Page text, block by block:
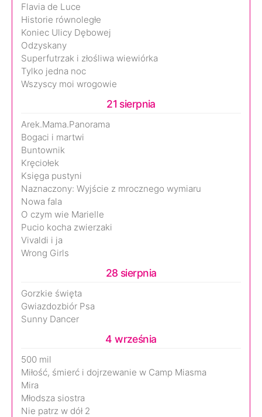
Flavia de Luce
Historie równoległe
Koniec Ulicy Dębowej
Odzyskany
Superfutrzak i złośliwa wiewiórka
Tylko jedna noc
Wszyscy moi wrogowie
21 sierpnia
Arek.Mama.Panorama
Bogaci i martwi
Buntownik
Kręciołek
Księga pustyni
Naznaczony: Wyjście z mrocznego wymiaru
Nowa fala
O czym wie Marielle
Pucio kocha zwierzaki
Vivaldi i ja
Wrong Girls
28 sierpnia
Gorzkie święta
Gwiazdozbiór Psa
Sunny Dancer
4 września
500 mil
Miłość, śmierć i dojrzewanie w Camp Miasma
Mira
Młodsza siostra
Nie patrz w dół 2